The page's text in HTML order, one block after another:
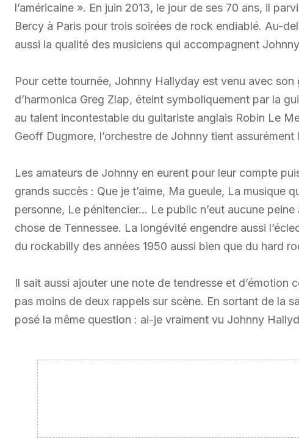
l’américaine ». En juin 2013, le jour de ses 70 ans, il
Bercy à Paris pour trois soirées de rock endiablé. Au-
aussi la qualité des musiciens qui accompagnent
Pour cette tournée, Johnny Hallyday est venu avec
d’harmonica Greg Zlap, éteint symboliquement par la
au talent incontestable du guitariste anglais Robin Le
Geoff Dugmore, l’orchestre de Johnny tient assurément
Les amateurs de Johnny en eurent pour leur compte
grands succès : Que je t’aime, Ma gueule, La musique
personne, Le pénitencier… Le public n’eut aucune
chose de Tennessee. La longévité engendre aussi
du rockabilly des années 1950 aussi bien que du hard
Il sait aussi ajouter une note de tendresse et d’émotion
pas moins de deux rappels sur scène. En sortant de la
posé la même question : ai-je vraiment vu Johnny